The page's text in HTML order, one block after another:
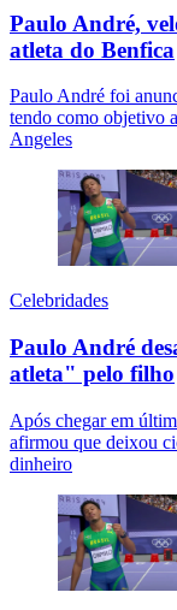
Paulo André,
atleta do Benfica
Paulo André foi
tendo como objetivo
Angeles
Celebridades
Paulo André
atleta" pelo filho
Após chegar em
afirmou que deixou
dinheiro